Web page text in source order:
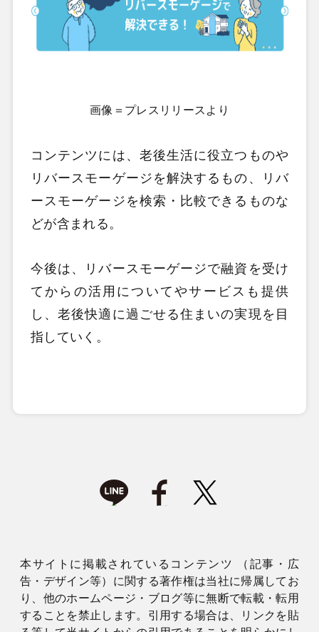
画像＝プレスリリースより
コンテンツには、老後生活に役立つものや
リバースモーゲージを解決するもの、リバ
ースモーゲージを検索・比較できるものな
どが含まれる。
今後は、リバースモーゲージで融資を受け
てからの活用についてやサービスも提供
し、老後快適に過ごせる住まいの実現を目
指していく。
本サイトに掲載されているコンテンツ （記事・広
告・デザイン等）に関する著作権は当社に帰属してお
り、他のホームページ・ブログ等に無断で転載・転用
することを禁止します。引用する場合は、リンクを貼